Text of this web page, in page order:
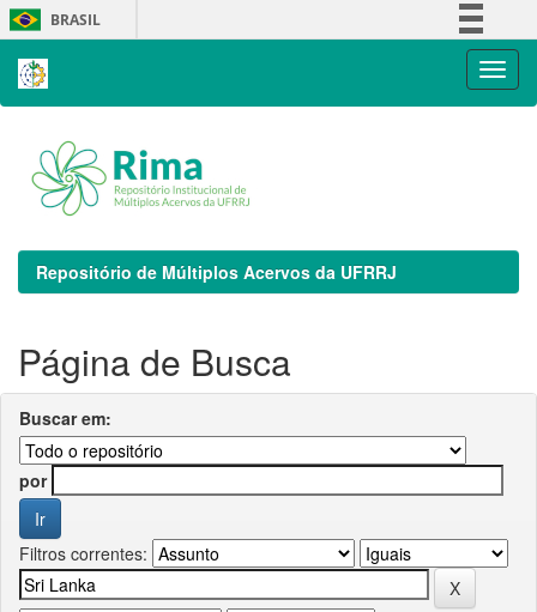
Skip
navigation
BRASIL
Repositório de Múltiplos Acervos da UFRRJ
Página de Busca
Buscar em:
por
Filtros correntes: